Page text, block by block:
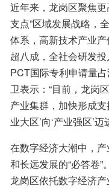
近年来，龙岗区聚焦
支点”区域发展战略，
体系，高新技术产业
超八成，全社会研发
PCT国际专利申请量
卫表示：“目前，龙岗
产业集群，加快形成
业大区’向‘产业强区’迈
在数字经济大潮中，
和长远发展的“必答卷”
龙岗区依托数字经济